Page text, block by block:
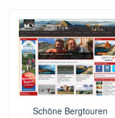
Schöne Bergtouren